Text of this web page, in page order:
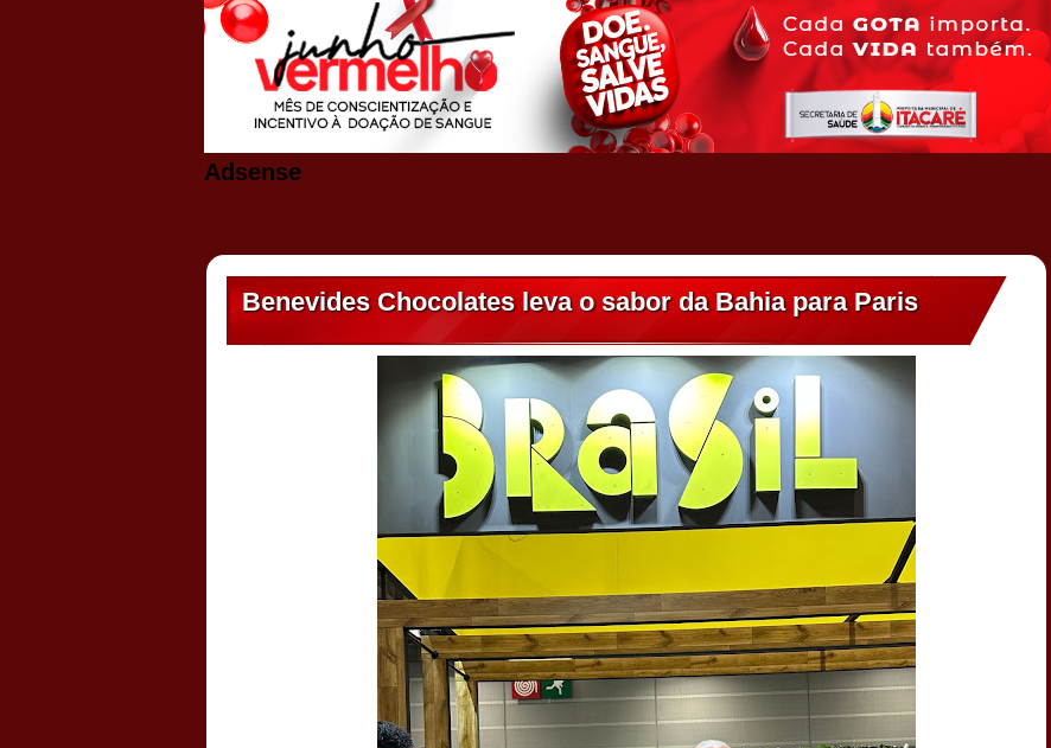
Adsense
Benevides Chocolates leva o sabor da Bahia para Paris